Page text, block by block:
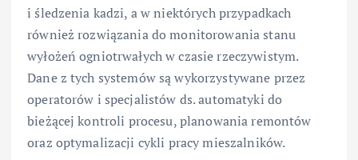
i śledzenia kadzi, a w niektórych przypadkach
również rozwiązania do monitorowania stanu
wyłożeń ogniotrwałych w czasie rzeczywistym.
Dane z tych systemów są wykorzystywane przez
operatorów i specjalistów ds. automatyki do
bieżącej kontroli procesu, planowania remontów
oraz optymalizacji cykli pracy mieszalników.